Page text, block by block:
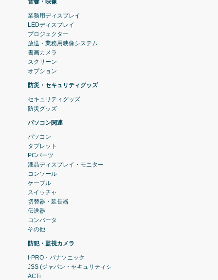
業務用ディスプレイ
LEDディスプレイ
プロジェクター
放送・業務用映像システム
書画カメラ
スクリーン
オプション
防災・セキュリティグッズ
セキュリティグッズ
防災グッズ
パソコン関連
パソコン
タブレット
PCパーツ
液晶ディスプレイ・モニター
コンソール
ケーブル
スイッチャ
切替器・延長器
伝送器
コンバータ
その他
防犯・監視カメラ
i-PRO・パナソニック
JSS (ジャパン・セキュリティシステム)
ACTi